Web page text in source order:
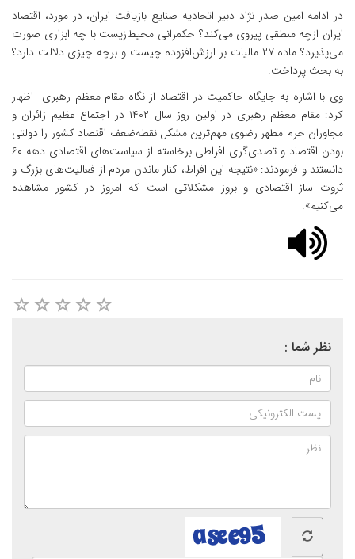
در ادامه امین صدر نژاد دبیر اتحادیه صنایع بازیافت ایران، در مورد، اقتصاد
ایران ازچه منطقی پیروی می‌کند؟ حکمرانی محیط‌زیست با چه ابزاری صورت
می‌پذیرد؟ ماده ۲۷ مالیات بر ارزش‌افزوده چیست و برچه چیزی دلالت دارد؟
به بحث پرداخت.
وی با اشاره به جایگاه حاکمیت در اقتصاد از نگاه مقام معظم رهبری اظهار
کرد: مقام معظم رهبری در اولین روز سال ۱۴۰۲ در اجتماع عظیم زائران و
مجاوران حرم مطهر رضوی مهم‌ترین مشکل نقطه‌ضعف اقتصاد کشور را دولتی
بودن اقتصاد و تصدی‌گری افراطی برخاسته از سیاست‌های اقتصادی دهه ۶۰
دانستند و فرمودند: «نتیجه این افراط، کنار ماندن مردم از فعالیت‌های بزرگ و
ثروت ساز اقتصادی و بروز مشکلاتی است که امروز در کشور مشاهده
می‌کنیم».
نظر شما :